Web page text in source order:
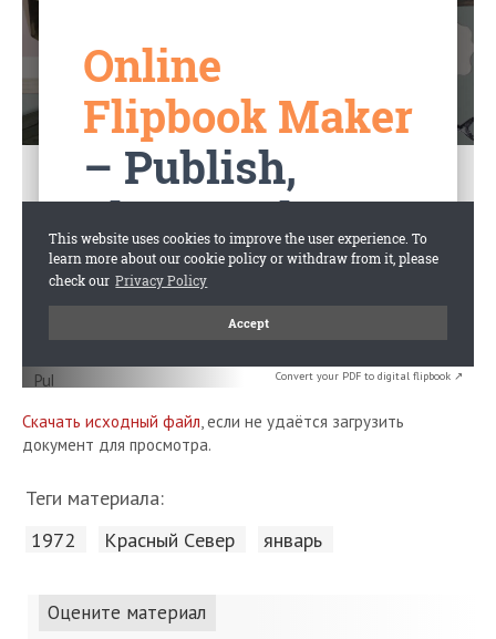
Convert your PDF to digital flipbook ↗
Скачать исходный файл, если не удаётся загрузить
документ для просмотра.
Теги материала:
1972 Красный Cевер январь
Оцените материал